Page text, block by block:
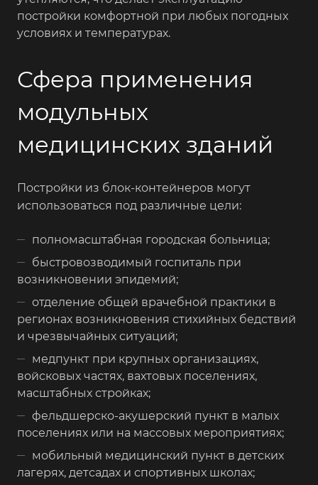
постройки комфортной при любых погодных
условиях и температурах.
Сфера применения
модульных
медицинских зданий
Постройки из блок-контейнеров могут
использоваться под различные цели:
полномасштабная городская больница;
быстровозводимый госпиталь при
возникновении эпидемий;
отделение общей врачебной практики в
регионах возникновения стихийных бедствий
и чрезвычайных ситуаций;
медпункт при крупных организациях,
войсковых частях, вахтовых поселениях,
масштабных стройках;
фельдшерско-акушерский пункт в малых
поселениях или на массовых мероприятиях;
мобильный медицинский пункт в детских
лагерях, детсадах и спортивных школах;